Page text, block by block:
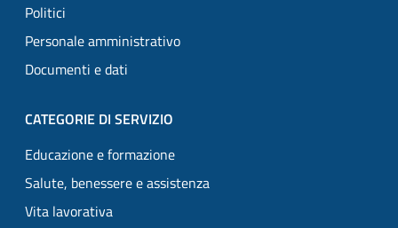
Politici
Personale amministrativo
Documenti e dati
CATEGORIE DI SERVIZIO
Educazione e formazione
Salute, benessere e assistenza
Vita lavorativa